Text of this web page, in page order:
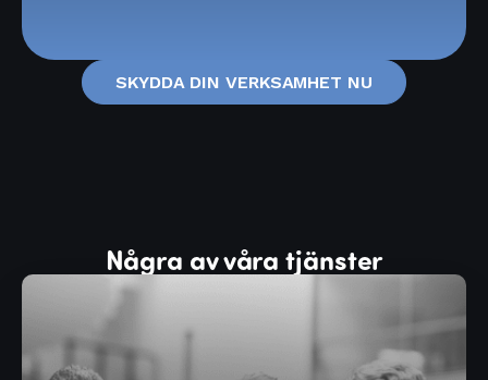
SKYDDA DIN VERKSAMHET NU
Några av våra tjänster